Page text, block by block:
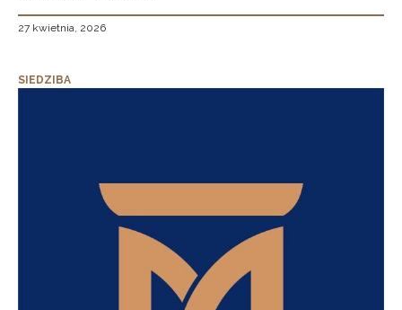
27 kwietnia, 2026
SIEDZIBA